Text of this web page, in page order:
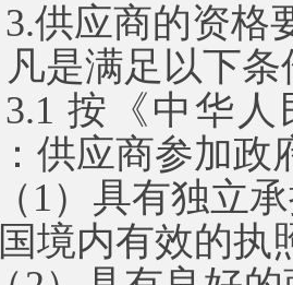
3.供应商的资格
凡是满足以下
3.1 按《中华
供应商参加政
（ 1）具有独立
境内有效的执